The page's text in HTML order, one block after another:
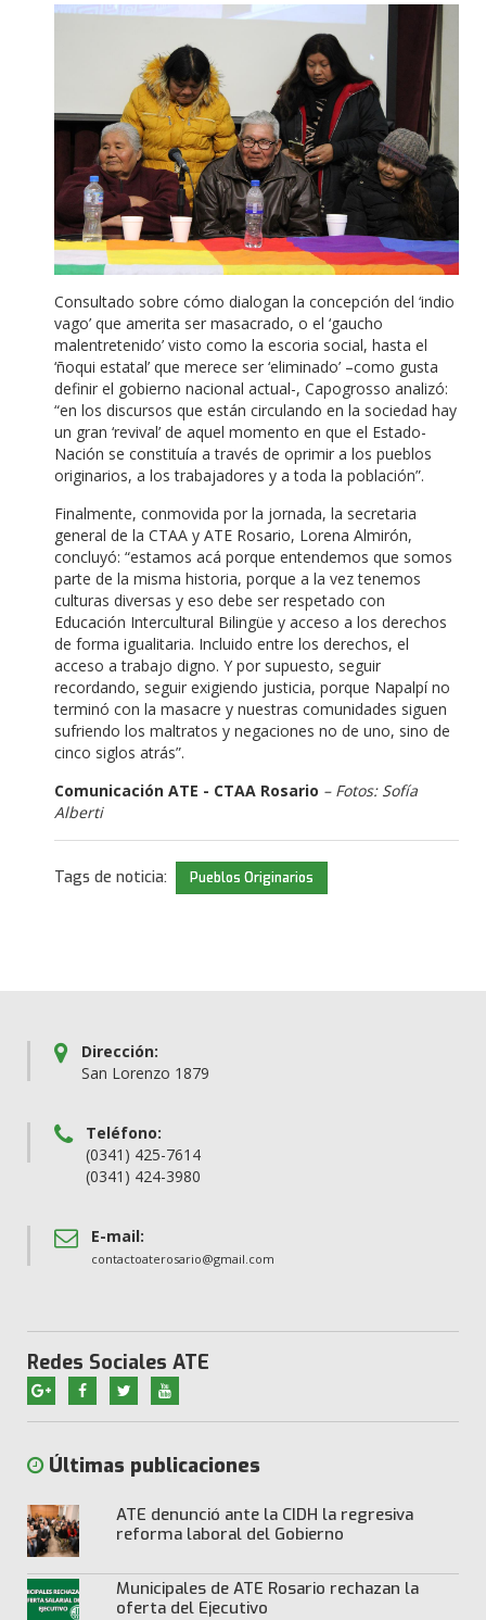
Consultado sobre cómo dialogan la concepción del ‘indio
vago’ que amerita ser masacrado, o el ‘gaucho
malentretenido’ visto como la escoria social, hasta el
‘ñoqui estatal’ que merece ser ‘eliminado’ –como gusta
definir el gobierno nacional actual-, Capogrosso analizó:
“en los discursos que están circulando en la sociedad hay
un gran ‘revival’ de aquel momento en que el Estado-
Nación se constituía a través de oprimir a los pueblos
originarios, a los trabajadores y a toda la población”.
Finalmente, conmovida por la jornada, la secretaria
general de la CTAA y ATE Rosario, Lorena Almirón,
concluyó: “estamos acá porque entendemos que somos
parte de la misma historia, porque a la vez tenemos
culturas diversas y eso debe ser respetado con
Educación Intercultural Bilingüe y acceso a los derechos
de forma igualitaria. Incluido entre los derechos, el
acceso a trabajo digno. Y por supuesto, seguir
recordando, seguir exigiendo justicia, porque Napalpí no
terminó con la masacre y nuestras comunidades siguen
sufriendo los maltratos y negaciones no de uno, sino de
cinco siglos atrás”.
Comunicación ATE - CTAA Rosario – Fotos: Sofía
Alberti
Tags de noticia: Pueblos Originarios
Dirección:
San Lorenzo 1879
Teléfono:
(0341) 425-7614
(0341) 424-3980
E-mail:
contactoaterosario@gmail.com
Redes Sociales ATE
Últimas publicaciones
ATE denunció ante la CIDH la regresiva
reforma laboral del Gobierno
Municipales de ATE Rosario rechazan la
oferta del Ejecutivo